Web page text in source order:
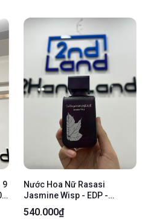
9
Nước Hoa Nữ Rasasi
Jasmine Wisp - EDP -
25/75ml - Body
540.000₫